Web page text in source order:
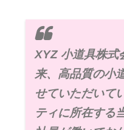
XYZ 小道具株式
来、高品質の小
せていただいて
ティに所在する